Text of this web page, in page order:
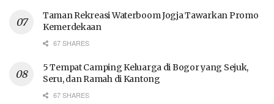
Taman Rekreasi Waterboom Jogja Tawarkan Promo
Kemerdekaan
67 SHARES
5 Tempat Camping Keluarga di Bogor yang Sejuk,
Seru, dan Ramah di Kantong
67 SHARES